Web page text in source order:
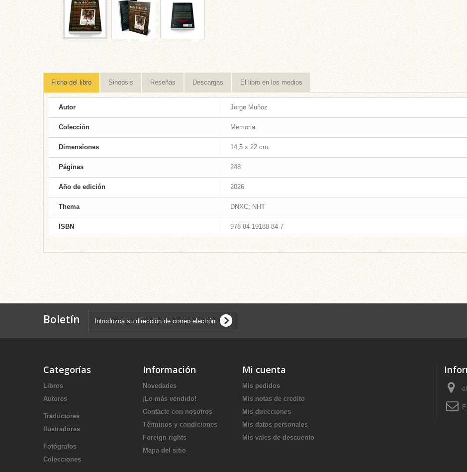
Ficha del libro Sinopsis Reseñas Descargas El libro en los medios
Autor Jorge Muñoz
Colección Memoria
Dimensiones 14,5 x 22 cm.
Páginas 248
Año de edición 2026
Thema DNXC; NHT
ISBN 978-84-19188-84-7
Boletín
Categorías
Libros
Autores
Traductores
Ilustradores
Fotógrafos
Colecciones
Información
Novedades
¡Lo más vendido!
Contacte con nosotros
Términos y condiciones
Foreign rights
Mapa del sitio
Mi cuenta
Mis pedidos
Mis notas de credito
Mis direcciones
Mis datos personales
Mis vales de descuento